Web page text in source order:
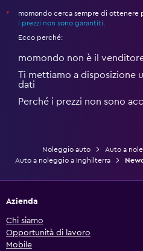
*
momondo cerca sempre di ottenere
i prezzi non sono garantiti
Ecco perché:
momondo non è il
Ti mettiamo a disposizione
dati
Perché i prezzi non sono
Noleggio auto
Auto a
Auto a noleggio a Inghilterra
Azienda
Chi siamo
Opportunità di lavoro
Mobile